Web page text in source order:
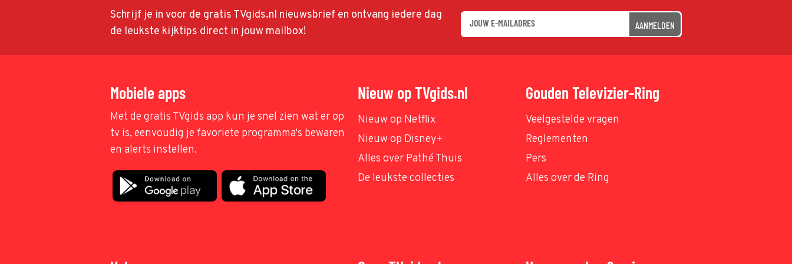
Schrijf je in voor de gratis TVgids.nl nieuwsbrief en ontvang iedere dag
de leukste kijktips direct in jouw mailbox!
AANMELDEN
Mobiele apps
Met de gratis TVgids app kun je snel zien wat er op
tv is, eenvoudig je favoriete programma's bewaren
en alerts instellen.
Nieuw op TVgids.nl
Nieuw op Netflix
Nieuw op Disney+
Alles over Pathé Thuis
De leukste collecties
Gouden Televizier-Ring
Veelgestelde vragen
Reglementen
Pers
Alles over de Ring